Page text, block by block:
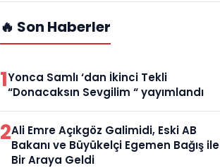
🔥 Son Haberler
1Yonca Samlı ‘dan İkinci Tekli
“Donacaksın Sevgilim “ yayımlandı
2Ali Emre Açıkgöz Galimidi, Eski AB
Bakanı ve Büyükelçi Egemen Bağış ile
Bir Araya Geldi